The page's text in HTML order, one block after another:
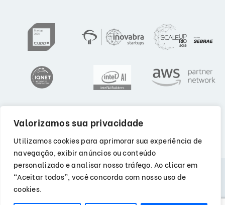
Valorizamos sua privacidade
Utilizamos cookies para aprimorar sua experiência de
navegação, exibir anúncios ou conteúdo
personalizado e analisar nosso tráfego. Ao clicar em
“Aceitar todos”, você concorda com nosso uso de
cookies.
Privacidade